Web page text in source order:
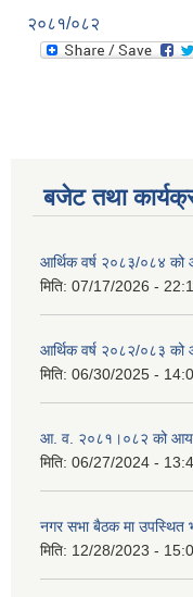
२०८१/०८२
बजेट तथा
आर्थिक वर्ष २०८३/०८४ को
मिति: 07/17/2026 -
आर्थिक वर्ष २०८२/०८३ को
मिति: 06/30/2025 -
आ. व. २०८१।०८२ को आय
मिति: 06/27/2024 -
नगर सभा बैठक मा उपस्थित
मिति: 12/28/2023 -